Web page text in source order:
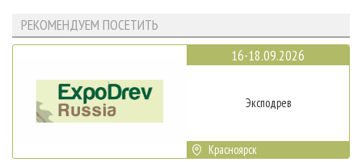
РЕКОМЕНДУЕМ ПОСЕТИТЬ
16-18.09.2026
Эксподрев
Красноярск